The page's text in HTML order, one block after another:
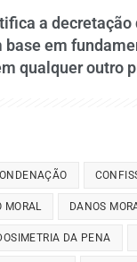
a decretação
base em
qualquer outro
MORAL DANOS
DA PENA